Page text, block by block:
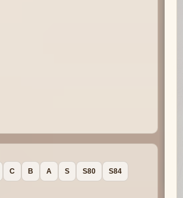
C B A S S80 S84